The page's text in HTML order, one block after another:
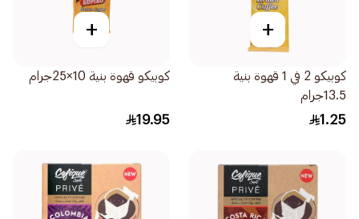
+
كوبيكو 2 في 1 قهوة بنية
13.5جرام
1.25
+
كوبيكو قهوة بنية 10×25جرام
19.95